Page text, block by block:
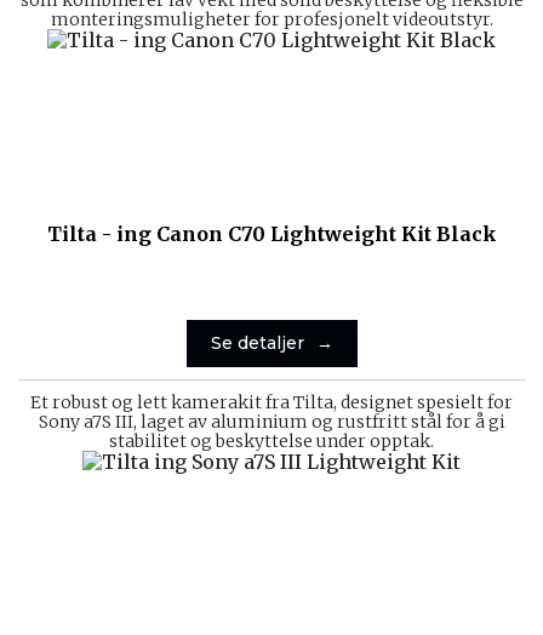
Tilta - ing Canon C70 Lightweight Kit Black
monteringsmuligheter for profesjonelt videoutstyr.
Se detaljer
Et robust og lett kamerakit fra Tilta, designet spesielt for
Sony a7S III, laget av aluminium og rustfritt stål for å gi
stabilitet og beskyttelse under opptak.